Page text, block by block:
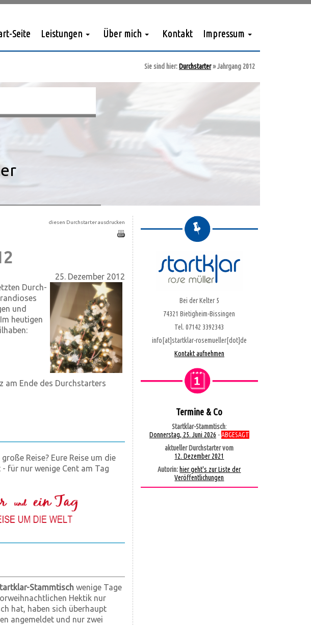
Seite Leistungen Über mich Kontakt Impressum
Sie sind hier:Durchstarter»Jahrgang 2012
diesen Durchstarter ausdrucken
25. Dezember 2012
Durch­
und
heutigen
am Ende des Durchstarters
Reise? Eure Reise um die
für nur wenige Cent am Tag
Stammtischwenige Tage
Hektik nur
hat, haben sich überhaupt
angemeldet und nur zwei
Bei der Kelter 5
74321 Bietigheim-Bissingen
Tel. 07142 3392343
info[at]startklar-rosemueller[dot]de
Kontakt aufnehmen
Termine & Co
Startklar-Stammtisch:
Donnerstag, 25. Juni 2026 -ABGESAGT
aktueller Durchstarter vom
12. Dezember 2021
Autorin: hier geht's zur Liste der
Veröffentlichungen